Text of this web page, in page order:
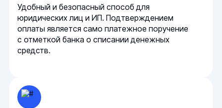
Удобный и безопасный способ для
юридических лиц и ИП. Подтверждением
оплаты является само платежное поручение
с отметкой банка о списании денежных
средств.